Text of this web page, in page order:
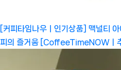
[커피타임나우ㅣ인기상품] 맥널티
피의 즐거움 [CoffeeTimeNOWㅣ